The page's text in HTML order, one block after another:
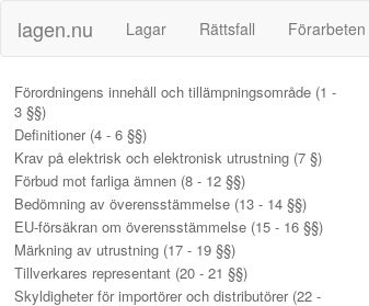
lagen.nu Lagar Rättsfall Förarbeten
Förordningens innehåll och tillämpningsområde (1 -
3 §§)
Definitioner (4 - 6 §§)
Krav på elektrisk och elektronisk utrustning (7 §)
Förbud mot farliga ämnen (8 - 12 §§)
Bedömning av överensstämmelse (13 - 14 §§)
EU-försäkran om överensstämmelse (15 - 16 §§)
Märkning av utrustning (17 - 19 §§)
Tillverkares representant (20 - 21 §§)
Skyldigheter för importörer och distributörer (22 -